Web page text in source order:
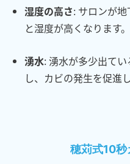
湿度の高さ: サロンが
と湿度が高くなります。
湧水: 湧水が多少出て
し、カビの発生を促進
穂苅式10秒